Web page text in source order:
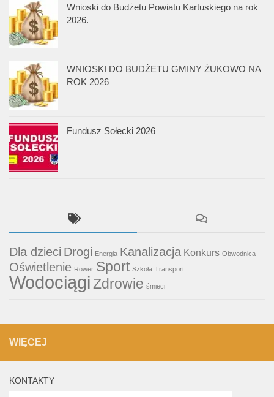
Wnioski do Budżetu Powiatu Kartuskiego na rok
2026.
WNIOSKI DO BUDŻETU GMINY ŻUKOWO NA
ROK 2026
Fundusz Sołecki 2026
Dla dzieci Drogi Energia Kanalizacja Konkurs Obwodnica
Oświetlenie Rower Sport Szkoła Transport
WodociągiZdrowie śmieci
WIĘCEJ
KONTAKTY